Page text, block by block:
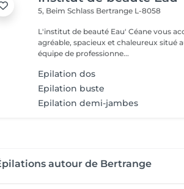
5, Beim Schlass Bertrange L-8058
L'institut de beauté Eau' Céane vous
agréable, spacieux et chaleureux situé au
équipe de professionne...
Epilation dos
Epilation buste
Epilation demi-jambes
autour de Bertrange